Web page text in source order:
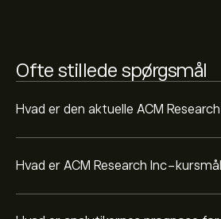
Ofte stillede spørgsmål
Hvad er den aktuelle ACM
Hvad er ACM Research Inc-
Stærkt køb.